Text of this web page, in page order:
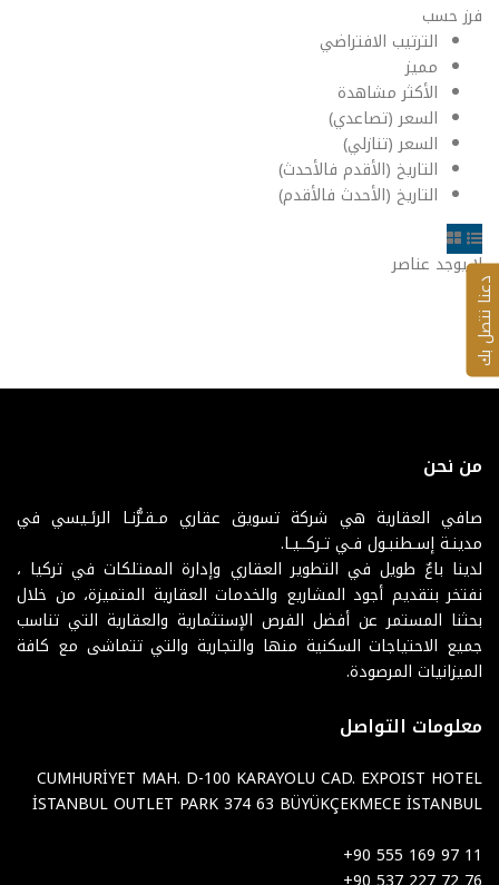
فرز حسب
الترتيب الافتراضي
مميز
الأكثر مشاهدة
السعر (تصاعدي)
السعر (تنازلي)
التاريخ (الأقدم فالأحدث)
التاريخ (الأحدث فالأقدم)
لا يوجد عناصر
من نحن
صافي العقارية هي شركة تسويق عقاري مـقـرُّنـا الرئـيسي في
مدينـة إسـطنبـول فـي تـركــيـا.
لدينا باعٌ طويل في التطوير العقاري وإدارة الممتلكات في تركيا ،
نفتخر بتقديم أجود المشاريع والخدمات العقارية المتميزة، من خلال
بحثنا المستمر عن أفضل الفرص الإستثمارية والعقارية التي تناسب
جميع الاحتياجات السكنية منها والتجارية والتي تتماشى مع كافة
الميزانيات المرصودة.
معلومات التواصل
CUMHURİYET MAH. D-100 KARAYOLU CAD. EXPOIST HOTEL
İSTANBUL OUTLET PARK 374 63 BÜYÜKÇEKMECE İSTANBUL
+90 555 169 97 11
دعنا نتصل بك